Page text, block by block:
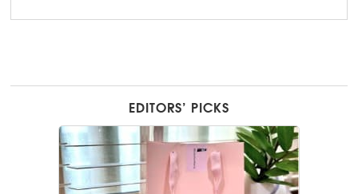
EDITORS’ PICKS